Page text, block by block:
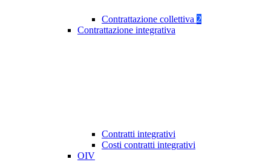
Contrattazione collettiva 2
Contrattazione integrativa
Contratti integrativi
Costi contratti integrativi
OIV